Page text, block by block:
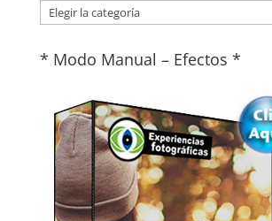
Categorías
* Modo Manual – Efectos *